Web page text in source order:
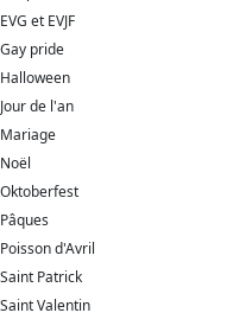
EVG et EVJF
Gay pride
Halloween
Jour de l'an
Mariage
Noël
Oktoberfest
Pâques
Poisson d'Avril
Saint Patrick
Saint Valentin